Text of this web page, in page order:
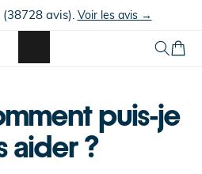
(38728 avis). Voir les avis →
Panier
puis-je
aider ?